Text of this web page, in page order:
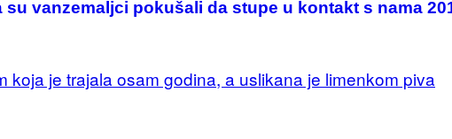
vanzemaljci pokušali da stupe u kontakt s nama